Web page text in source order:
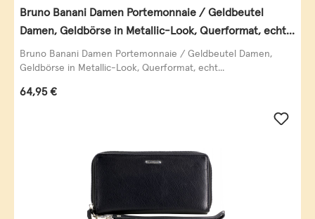
Bruno Banani Damen Portemonnaie / Geldbeutel
Damen, Geldbörse in Metallic-Look, Querformat, echt
Leder, schwarz-gold
Bruno Banani Damen Portemonnaie / Geldbeutel Damen,
Geldbörse in Metallic-Look, Querformat, echt...
Regulärer Preis:
64,95 €